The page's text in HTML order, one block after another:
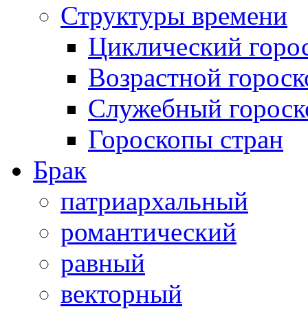
Структуры времени
Циклический
Возрастной
Служебный
Гороскопы стран
Брак
патриархальный
романтический
равный
векторный